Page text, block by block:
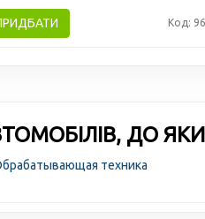
Код:
ДО
техника